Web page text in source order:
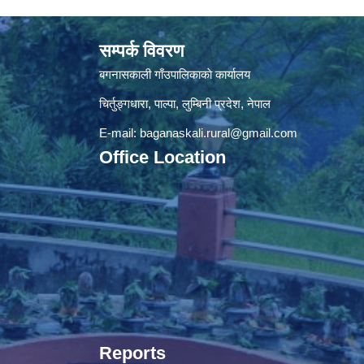
सम्पर्क विवरण
बगनासकाली गाँउपालिकाकाे कार्यालय
चिर्तुङ्गधारा, पाल्पा, लुम्बिनी प्रदेश, नेपाल
E-mail:baganaskali.rural@gmail.com
Office Location
Reports